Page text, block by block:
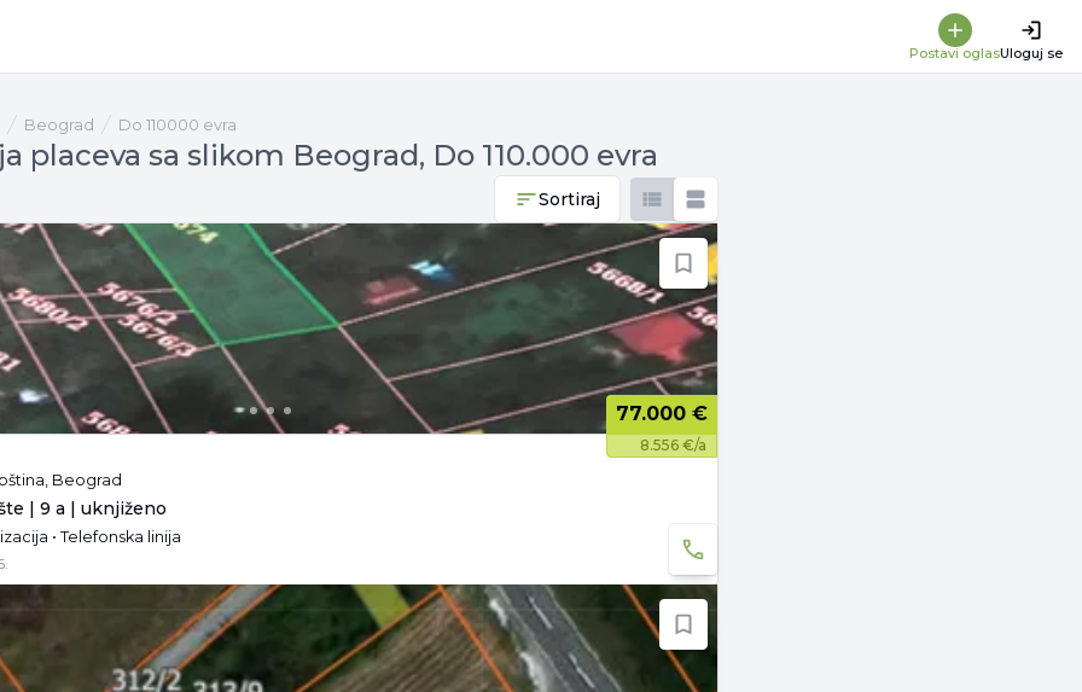
Postavi oglasUloguj se
Beograd Do 110000 evra
placeva sa slikom Beograd, Do 110.000 evra
Sortiraj
77.000 €
8.556 €/a
Beograd
| 9 a | uknjiženo
• Telefonska linija